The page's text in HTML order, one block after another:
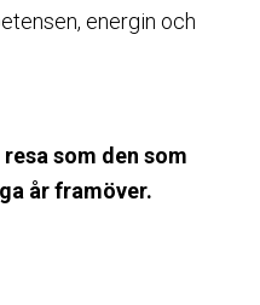
energin och
som den som
år framöver.